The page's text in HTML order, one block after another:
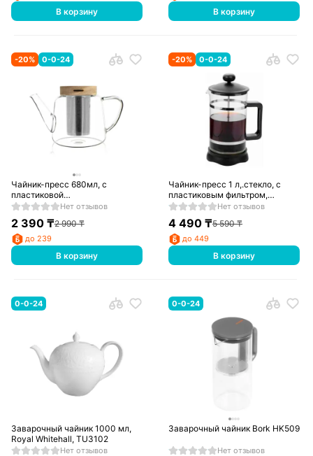
В корзину В корзину
-20% 0-0-24
Чайник-пресс 680мл, с
пластиковой
ручкой,нержавеющий фильтр,
Нет отзывов
2 390₸2 990₸
до 239
В корзину
-20% 0-0-24
Чайник-пресс 1 л,.стекло, с
пластиковым фильтром,
350465
Нет отзывов
4 490 ₸5 590₸
до 449
В корзину
0-0-24
Заварочный чайник 1000 мл,
Royal Whitehall, TU3102
Нет отзывов
0-0-24
Заварочный чайник Bork HK509
Нет отзывов